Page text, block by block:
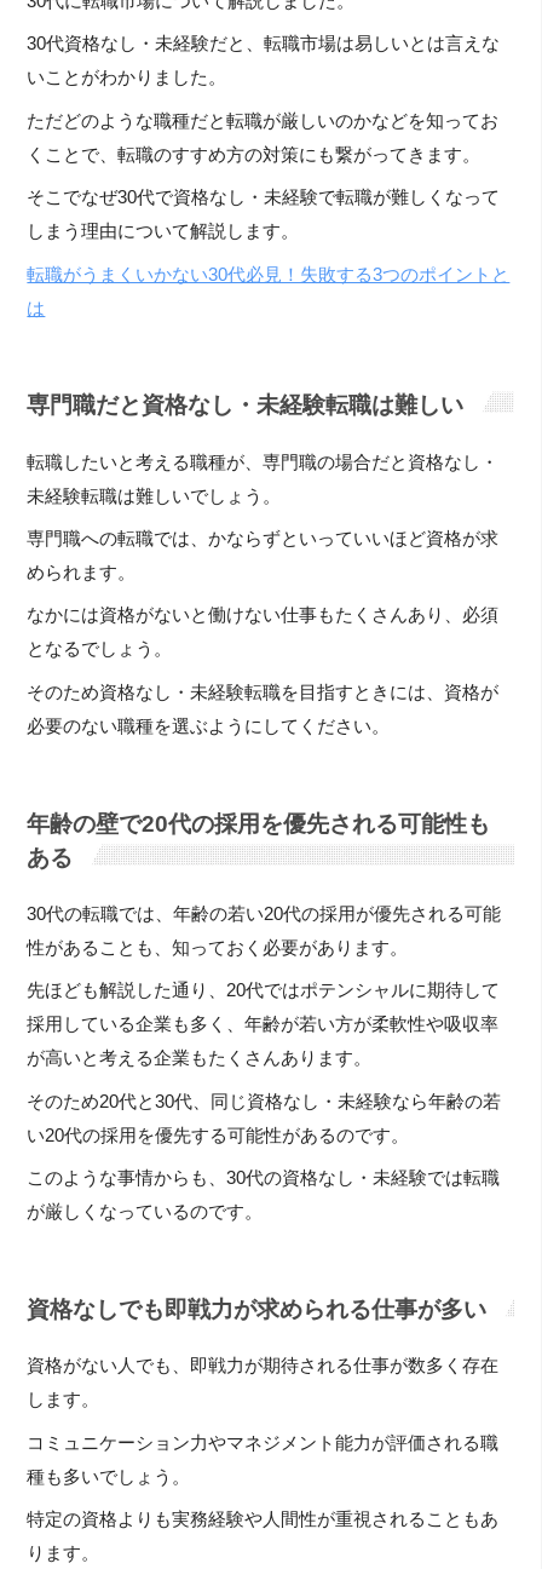
30代資格なし・未経験だと、転職市場は易しいとは言えな
いことがわかりました。
ただどのような職種だと転職が厳しいのかなどを知ってお
くことで、転職のすすめ方の対策にも繋がってきます。
そこでなぜ30代で資格なし・未経験で転職が難しくなって
しまう理由について解説します。
転職がうまくいかない30代必見！失敗する3つのポイントと
は
専門職だと資格なし・未経験転職は難しい
転職したいと考える職種が、専門職の場合だと資格なし・
未経験転職は難しいでしょう。
専門職への転職では、かならずといっていいほど資格が求
められます。
なかには資格がないと働けない仕事もたくさんあり、必須
となるでしょう。
そのため資格なし・未経験転職を目指すときには、資格が
必要のない職種を選ぶようにしてください。
年齢の壁で20代の採用を優先される可能性も
ある
30代の転職では、年齢の若い20代の採用が優先される可能
性があることも、知っておく必要があります。
先ほども解説した通り、20代ではポテンシャルに期待して
採用している企業も多く、年齢が若い方が柔軟性や吸収率
が高いと考える企業もたくさんあります。
そのため20代と30代、同じ資格なし・未経験なら年齢の若
い20代の採用を優先する可能性があるのです。
このような事情からも、30代の資格なし・未経験では転職
が厳しくなっているのです。
資格なしでも即戦力が求められる仕事が多い
資格がない人でも、即戦力が期待される仕事が数多く存在
します。
コミュニケーション力やマネジメント能力が評価される職
種も多いでしょう。
特定の資格よりも実務経験や人間性が重視されることもあ
ります。